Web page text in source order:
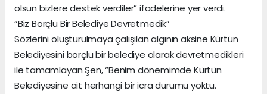
olsun bizlere destek verdiler” ifadelerine yer verdi.
“Biz Borçlu Bir Belediye Devretmedik”
Sözlerini oluşturulmaya çalışılan algının aksine Kürtün
Belediyesini borçlu bir belediye olarak devretmedikleri
ile tamamlayan Şen, “Benim dönemimde Kürtün
Belediyesine ait herhangi bir icra durumu yoktu.